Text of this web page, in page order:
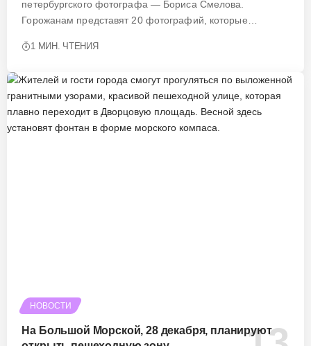
петербургского фотографа — Бориса Смелова.
Горожанам представят 20 фотографий, которые…
1 МИН. ЧТЕНИЯ
НОВОСТИ
На Большой Морской, 28 декабря, планируют